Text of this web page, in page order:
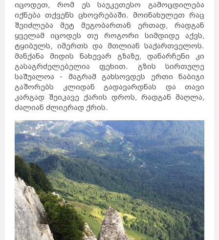
იცოდეთ, რომ ეს საუკეთესო გამოცდილება
იქნება თქვენს ცხოვრებაში. მოინახულეთ რაც
შეიძლება მეტ მეგობართან ერთად, რადგან
ყველამ იცოდეს თუ როგორი სიმდიდე აქვს,
ტყიბულს, იმერთს და მთლიან საქართველოს.
მანქანა მიდის ნახევარ გზაზე, დანარჩენი კი
გასაგრძელებელია ფეხით. გზის სირთულე
საშუალოა - მაგრამ გახსოვდეს ერთი ნაბიჯი
გაშორებს კლიდან გადავარდნას და თავი
კარგად შეიკავე ქარის დროს, რადგან მაღლა,
ძალიან ძლიერად ქრის.